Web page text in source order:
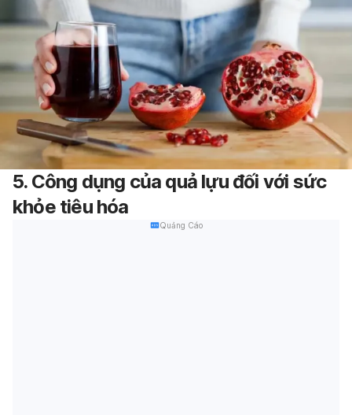
5. Công dụng của quả lựu đối với sức
khỏe tiêu hóa
Quảng Cáo